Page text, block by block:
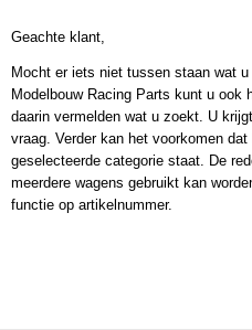
Geachte klant,
Mocht er iets niet tussen staan wat
Modelbouw Racing Parts kunt u ook
daarin vermelden wat u zoekt. U
vraag. Verder kan het voorkomen
geselecteerde categorie staat. De
meerdere wagens gebruikt kan
functie op artikelnummer.